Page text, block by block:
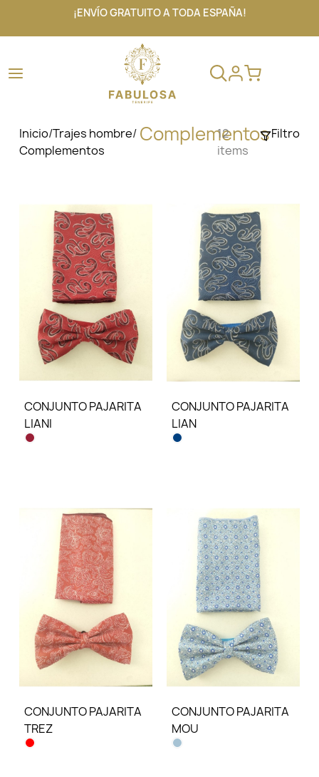
¡ENVÍO GRATUITO A TODA ESPAÑA!
Inicio/Trajes hombre/
Complementos
Complementos
12
items
Filtro
CONJUNTO PAJARITA
LIANI
CONJUNTO PAJARITA
LIAN
CONJUNTO PAJARITA
TREZ
CONJUNTO PAJARITA
MOU